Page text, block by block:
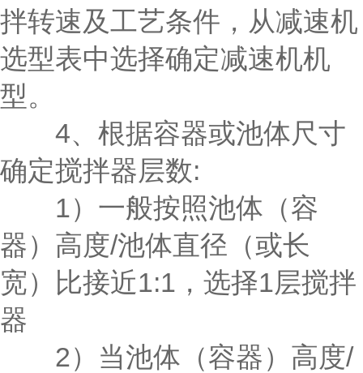
拌转速及工艺条件，从减速机
选型表中选择确定减速机机
型。
4、根据容器或池体尺寸
确定搅拌器层数:
1）一般按照池体（容
器）高度/池体直径（或长
宽）比接近1:1，选择1层搅拌
器
2）当池体（容器）高度/